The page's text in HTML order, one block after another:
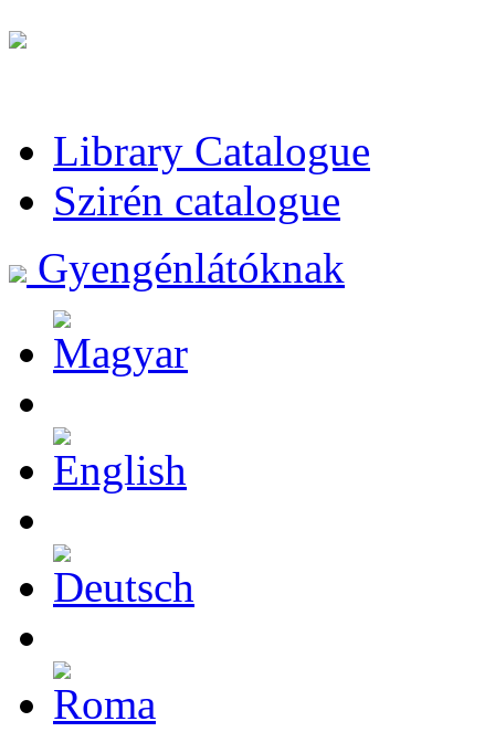
Library Catalogue
Szirén catalogue
Gyengénlátóknak